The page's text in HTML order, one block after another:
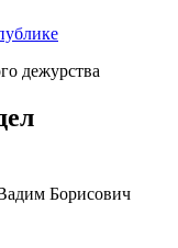
дежурства